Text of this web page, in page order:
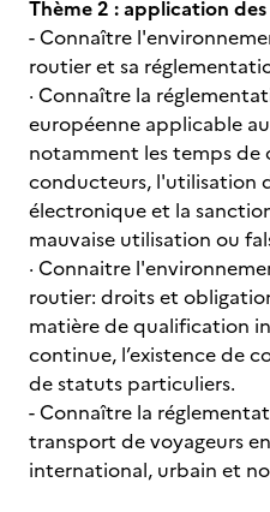
Thème 2 : application
- Connaître
routier et sa
· Connaître la
européenne applicable
notamment les temps
conducteurs, l'utilisation
électronique et la
mauvaise utilisation ou
· Connaitre
routier: droits et
matière de qualification
continue, l’existence de
de statuts particuliers.
- Connaître la
transport de voyageurs
international, urbain et